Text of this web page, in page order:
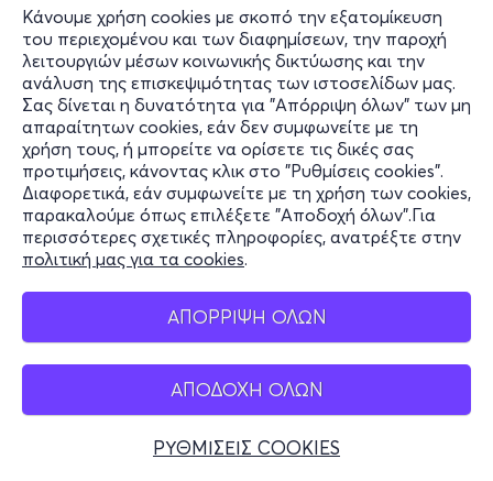
Κάνουμε χρήση cookies με σκοπό την εξατομίκευση
του περιεχομένου και των διαφημίσεων, την παροχή
λειτουργιών μέσων κοινωνικής δικτύωσης και την
ανάλυση της επισκεψιμότητας των ιστοσελίδων μας.
Σας δίνεται η δυνατότητα για "Απόρριψη όλων" των μη
απαραίτητων cookies, εάν δεν συμφωνείτε με τη
χρήση τους, ή μπορείτε να ορίσετε τις δικές σας
προτιμήσεις, κάνοντας κλικ στο "Ρυθμίσεις cookies".
Διαφορετικά, εάν συμφωνείτε με τη χρήση των cookies,
παρακαλούμε όπως επιλέξετε "Αποδοχή όλων".Για
περισσότερες σχετικές πληροφορίες, ανατρέξτε στην
πολιτική μας για τα cookies.
ΑΠΟΡΡΙΨΗ ΟΛΩΝ
ΑΠΟΔΟΧΗ ΟΛΩΝ
ΡΥΘΜΙΣΕΙΣ COOKIES